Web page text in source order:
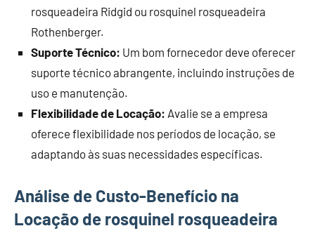
rosqueadeira Ridgid ou rosquinel rosqueadeira
Rothenberger.
Suporte Técnico: Um bom fornecedor deve oferecer
suporte técnico abrangente, incluindo instruções de
uso e manutenção.
Flexibilidade de Locação: Avalie se a empresa
oferece flexibilidade nos períodos de locação, se
adaptando às suas necessidades específicas.
Análise de Custo-Benefício na
Locação de rosquinel rosqueadeira